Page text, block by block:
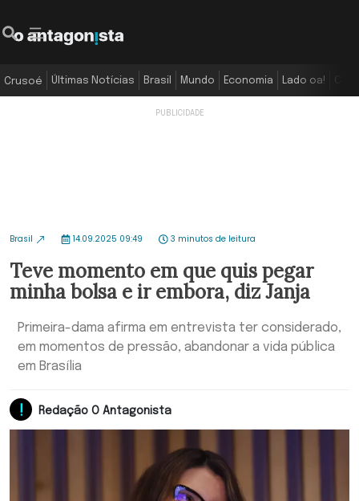
Crusoé Últimas Notícias Brasil Mundo Economia Lado oa!
Brasil 14.09.2025 09:49 3 minutos de leitura
Teve momento em que quis pegar
minha bolsa e ir embora, diz Janja
Primeira-dama afirma em entrevista ter considerado,
em momentos de pressão, abandonar a vida pública
em Brasília
Redação O Antagonista